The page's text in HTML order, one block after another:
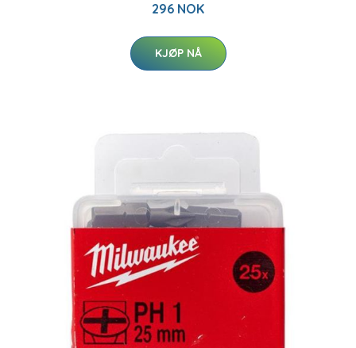
296 NOK
KJØP NÅ